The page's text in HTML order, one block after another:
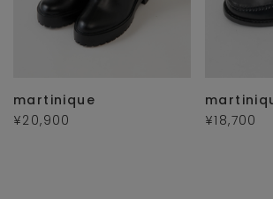
martinique
¥20,900
¥18,700